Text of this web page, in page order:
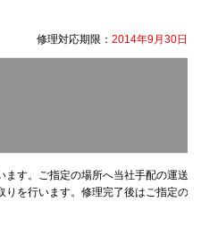
修理対応期限： 2014年9月30日
ます。ご指定の場所へ当社手配の運送
りを行います。修理完了後はご指定の